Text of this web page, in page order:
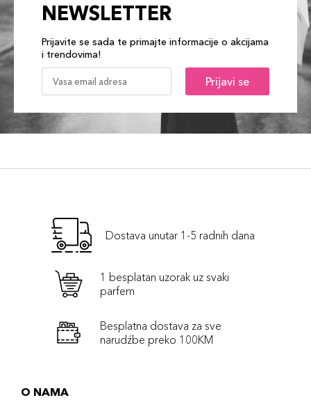
NEWSLETTER
Prijavite se sada te primajte informacije o akcijama
i trendovima!
Prijavi se
Dostava unutar 1-5 radnih dana
1 besplatan uzorak uz svaki
parfem
Besplatna dostava za sve
narudźbe preko 100KM
O NAMA